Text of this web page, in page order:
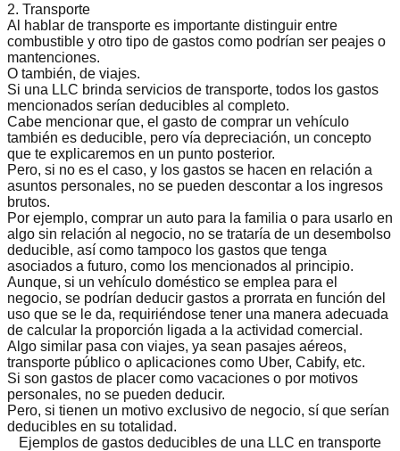
2. Transporte
Al hablar de transporte es importante distinguir entre
combustible y otro tipo de gastos como podrían ser peajes o
mantenciones.
O también, de viajes.
Si una LLC brinda servicios de transporte, todos los gastos
mencionados serían deducibles al completo.
Cabe mencionar que, el gasto de comprar un vehículo
también es deducible, pero vía depreciación, un concepto
que te explicaremos en un punto posterior.
Pero, si no es el caso, y los gastos se hacen en relación a
asuntos personales, no se pueden descontar a los ingresos
brutos.
Por ejemplo, comprar un auto para la familia o para usarlo en
algo sin relación al negocio, no se trataría de un desembolso
deducible, así como tampoco los gastos que tenga
asociados a futuro, como los mencionados al principio.
Aunque, si un vehículo doméstico se emplea para el
negocio, se podrían deducir gastos a prorrata en función del
uso que se le da, requiriéndose tener una manera adecuada
de calcular la proporción ligada a la actividad comercial.
Algo similar pasa con viajes, ya sean pasajes aéreos,
transporte público o aplicaciones como Uber, Cabify, etc.
Si son gastos de placer como vacaciones o por motivos
personales, no se pueden deducir.
Pero, si tienen un motivo exclusivo de negocio, sí que serían
deducibles en su totalidad.
Ejemplos de gastos deducibles de una LLC en transporte